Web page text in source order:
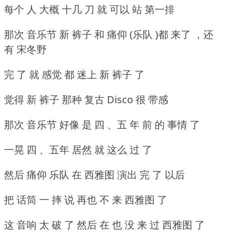
每个 人 大概 十几 刀 就 可以 站 第一排
那次 音乐节 新 裤子 和 痛仰 (乐队 )都 来了 ，还
有 宋冬野
完 了 就 感觉 都 迷上 新 裤子 了
觉得 新 裤子 那种 复古 Disco 很 带感
那次 音乐节 好像 是 四 、五 年 前 的 事情 了
一晃 四 、五年 居然 就 这么 过 了
然后 痛仰 乐队 在 西雅图 演出 完 了 以后
把 话筒 一 摔 说 再也 不 来 西雅图 了
这 音响 太 破 了 然后 在 也 没 来 过 西雅图 了